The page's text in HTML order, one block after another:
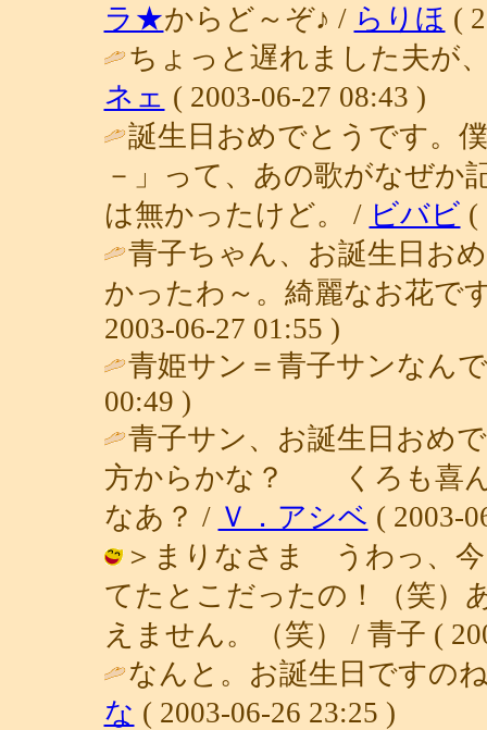
ラ★からど～ぞ♪ / らりほ (
ちょっと遅れました夫
ネェ ( 2003-06-27 08:43 )
誕生日おめでとうです。
－」って、あの歌がなぜか
は無かったけど。 / ビバビ (
青子ちゃん、お誕生日お
かったわ～。綺麗なお花で
2003-06-27 01:55 )
青姫サン＝青子サンなん
00:49 )
青子サン、お誕生日おめ
方からかな？ くろも喜ん
なあ？ / Ｖ．アシベ ( 2003-
＞まりなさま うわっ、
てたとこだったの！（笑）
えません。（笑） / 青子 (
なんと。お誕生日ですの
な ( 2003-06-26 23:25 )